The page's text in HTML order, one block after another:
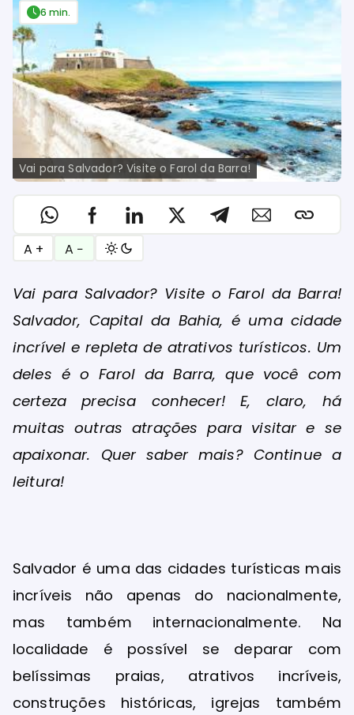
Vai para Salvador? Visite o Farol da Barra!
6 min.
A + A −
Vai para Salvador? Visite o Farol da Barra!
Salvador, Capital da Bahia, é uma cidade
incrível e repleta de atrativos turísticos. Um
deles é o Farol da Barra, que você com
certeza precisa conhecer! E, claro, há
muitas outras atrações para visitar e se
apaixonar. Quer saber mais? Continue a
leitura!
Salvador é uma das cidades turísticas mais
incríveis não apenas do nacionalmente,
mas também internacionalmente. Na
localidade é possível se deparar com
belíssimas praias, atrativos incríveis,
construções históricas, igrejas também